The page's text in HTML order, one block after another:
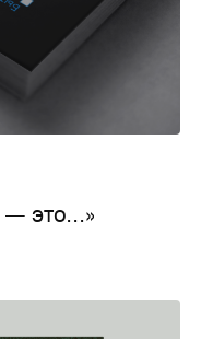
это...»